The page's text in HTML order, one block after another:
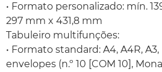
• Formato personalizado: mín.
297 mm x 431,8 mm
Tabuleiro multifunções:
• Formato standard: A4, A4R, A3,
envelopes (n.º 10 [COM 10],